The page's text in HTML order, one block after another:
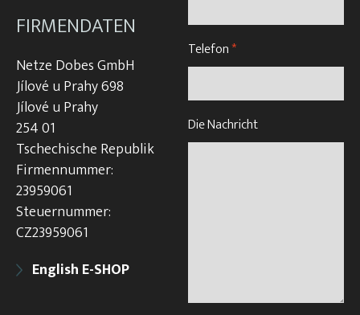
FIRMENDATEN
Netze Dobes GmbH
Jílové u Prahy 698
Jílové u Prahy
254 01
Tschechische Republik
Firmennummer:
23959061
Steuernummer:
CZ23959061
English E-SHOP
Telefon*
Die Nachricht